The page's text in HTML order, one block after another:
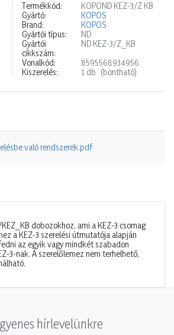
Termékkód:
KOPOND KEZ-3/Z KB
Gyártó:
KOPOS
Brand:
KOPOS
Gyártói típus:
ND
Gyártói
cikkszám:
ND KEZ-3/Z_KB
Vonalkód:
8595568934956
Kiszerelés:
1 db (bontható)
való rendszerek.pdf
dobozokhoz, ami a KEZ-3 csomag
a KEZ-3 szerelési útmutatója alapján
az egyik vagy mindkét szabadon
3-nak. A szerelőlemez nem terhelhető,
hírlevelünkre